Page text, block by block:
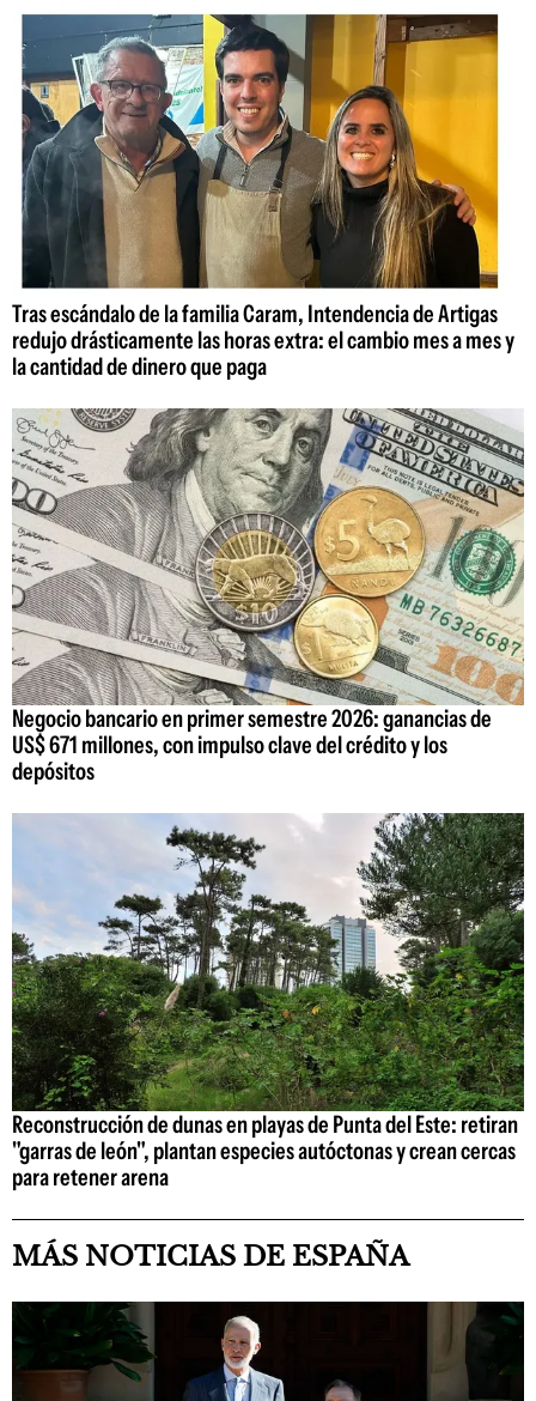
Tras escándalo de la familia Caram, Intendencia de Artigas
redujo drásticamente las horas extra: el cambio mes a mes y
la cantidad de dinero que paga
Negocio bancario en primer semestre 2026: ganancias de
US$ 671 millones, con impulso clave del crédito y los
depósitos
Reconstrucción de dunas en playas de Punta del Este: retiran
"garras de león", plantan especies autóctonas y crean cercas
para retener arena
MÁS NOTICIAS DE ESPAÑA